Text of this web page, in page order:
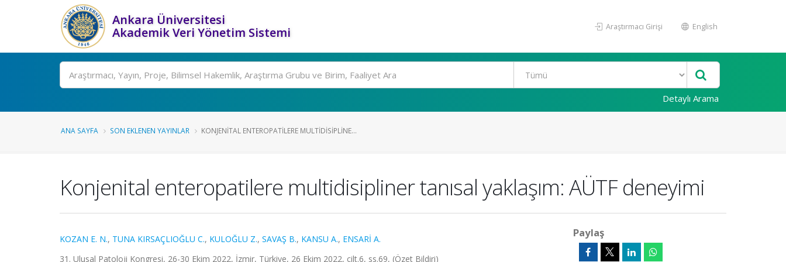
Ankara Üniversitesi
Akademik Veri Yönetim Sistemi
Araştırmacı Girişi English
Ara
Detaylı Arama
ANA SAYFA SON EKLENEN YAYINLAR KONJENITAL ENTEROPATILERE MULTIDISIPLINE...
Konjenital enteropatilere multidisipliner tanısal yaklaşım: AÜTF deneyimi
KOZAN E. N., TUNA KIRSAÇLIOĞLU C., KULOĞLU Z., SAVAŞ B., KANSU A., ENSARİ A.
31. Ulusal Patoloji Kongresi, 26-30 Ekim 2022, İzmir, Türkiye, 26 Ekim 2022, cilt.6, ss.69, (Özet Bildiri)
Paylaş